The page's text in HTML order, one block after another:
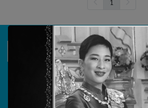
บริษัท วรธันย์ เทคโนโลยี จำกัด
555/104 ถนนสุขาภิบาล 5 แขวงออเงิน เขตส